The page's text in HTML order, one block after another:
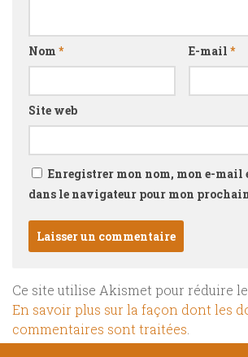
Nom * E-mail *
Site web
Enregistrer mon nom, mon e-mail
dans le navigateur pour mon
Ce site utilise Akismet pour réduire
En savoir plus sur la façon dont les
commentaires sont traitées